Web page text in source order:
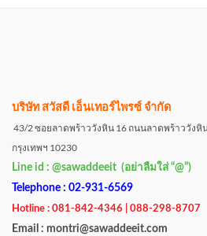
บริษัท สวัสดี เอ็นเทอร์ไพรซ์ จำกัด
43/2 ซอยลาดพร้าววังหิน 16 ถนนลาดพร้าววังหิ
กรุงเทพฯ 10230
Line id : @sawaddeeit (อย่าลืมใส่ “@”)
Telephone : 02-931-6569
Hotline : 081-842-4346 | 088-298-8707
Email : montri@sawaddeeit.com